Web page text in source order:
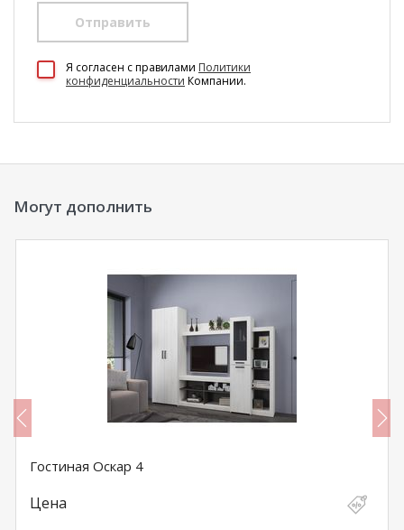
Отправить
Я согласен c правилами Политики
конфиденциальности Компании.
Могут дополнить
Гостиная Оскар 4
Цена